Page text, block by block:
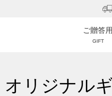
ご贈答用
GIFT
オリジナル